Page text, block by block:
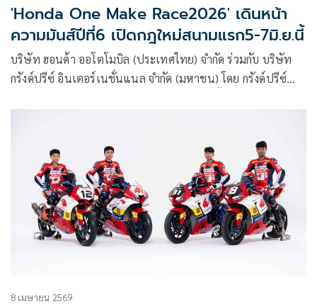
'Honda One Make Race2026' เดินหน้า
ความมันส์ปีที่6 เปิดกฎใหม่สนามแรก5-7มิ.ย.นี้
บริษัท ฮอนด้า ออโตโมบิล (ประเทศไทย) จำกัด ร่วมกับ บริษัท
กรังด์ปรีซ์ อินเตอร์เนชั่นแนล จำกัด (มหาชน) โดย กรังด์ปรีซ์
2026” ต่อเนื่องเป็นปีที่ 6 ติดต่อกันชิงชัยทั้งสิ้น 4 อีเวนต์ 8
สนาม ชูโรงด้วยรุ่น “Honda City Challenge” ที่ปรับกติกาใหม่
เปิดกว้างด้านการโมดิฟายมากขึ้น พร้อมรางวัลใหญ่สำหรับ
แชมป์ประจำปีเพียงหนึ่งเดียว กับโอกาสร่วมทีมแข่งในเครือ
Honda Racing Corporation (HRC) สัมผัสประสบการณ์ลุยศึก
ดวลความเร็วระดับโลก
8 เมษายน 2569